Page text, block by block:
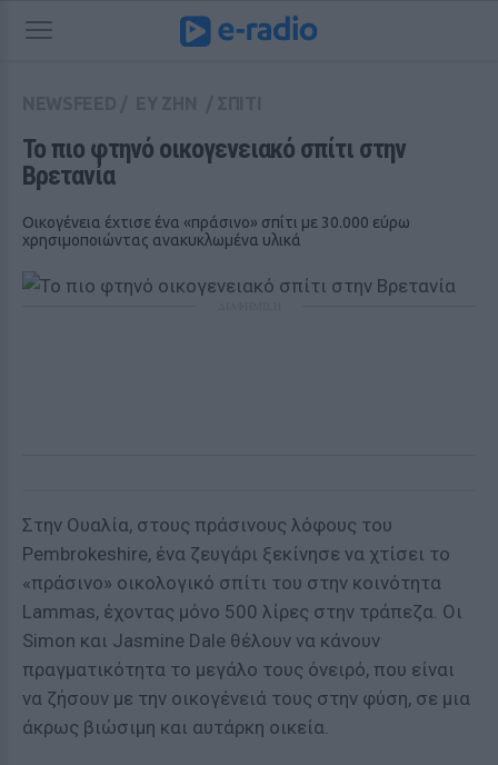
Το πιο φτηνό οικογενειακό σπίτι στην
Βρετανία
Οικογένεια έχτισε ένα «πράσινο» σπίτι με 30.000 εύρω
χρησιμοποιώντας ανακυκλωμένα υλικά
Στην Ουαλία, στους πράσινους λόφους του
Pembrokeshire, ένα ζευγάρι ξεκίνησε να χτίσει το
«πράσινο» οικολογικό σπίτι του στην κοινότητα
Lammas, έχοντας μόνο 500 λίρες στην τράπεζα. Οι
Simon και Jasmine Dale θέλουν να κάνουν
πραγματικότητα το μεγάλο τους όνειρό, που είναι
να ζήσουν με την οικογένειά τους στην φύση, σε μια
άκρως βιώσιμη και αυτάρκη οικεία.